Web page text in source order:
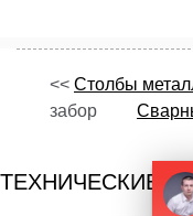
<< Столбы
забор
ТЕХНИЧЕСКИЕ